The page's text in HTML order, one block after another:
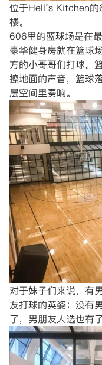
位于Hell’s Kitchen
楼。
606里的篮球场是在
豪华健身房就在篮球
方的小哥哥们打球。
擦地面的声音，篮球
层空间里奏响。
对于妹子们来说，有
友打球的英姿；没有
了，男朋友人选也有